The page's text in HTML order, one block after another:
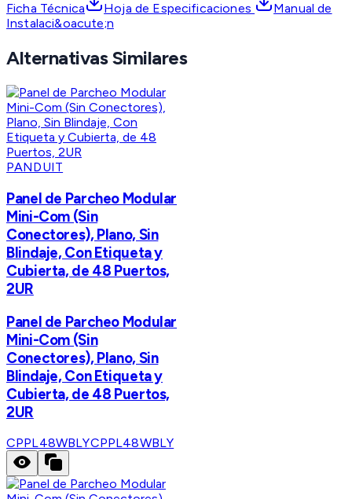
Ficha Técnica Hoja de Especificaciones
Manual de
Instalaci&oacute;n
Alternativas Similares
PANDUIT
Panel de Parcheo Modular
Mini-Com (Sin
Conectores), Plano, Sin
Blindaje, Con Etiqueta y
Cubierta, de 48 Puertos,
2UR
Panel de Parcheo Modular
Mini-Com (Sin
Conectores), Plano, Sin
Blindaje, Con Etiqueta y
Cubierta, de 48 Puertos,
2UR
CPPL48WBLYCPPL48WBLY